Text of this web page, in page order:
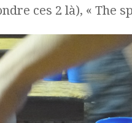
ces 2 là), « The